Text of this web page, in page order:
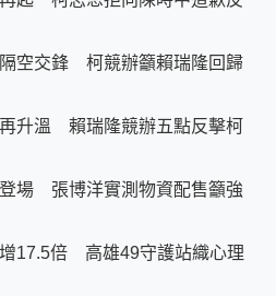
空交鋒 柯競辦籲賴瑞隆回歸
升溫 賴瑞隆競辦五點反擊柯
場 張博洋實測物資配售籲強
17.5倍 高雄49守護站織心理